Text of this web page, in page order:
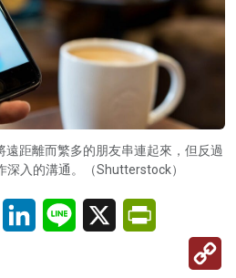
距離而繁多的朋友串連起來，但反過
深入的溝通。（Shutterstock）
Email LinkedInLine X